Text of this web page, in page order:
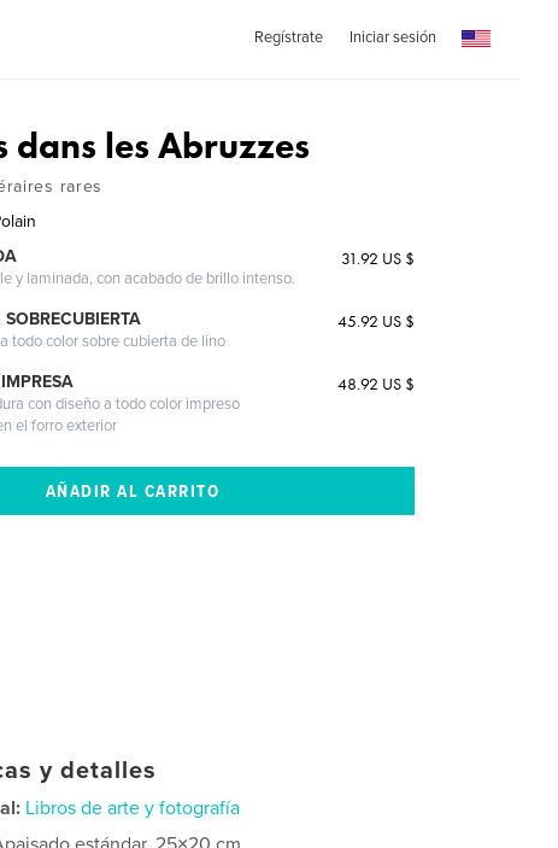
Regístrate Iniciar sesión
dans les Abruzzes
rares
y laminada, con acabado de brillo intenso.
31.92 US $
todo color sobre cubierta de lino
45.92 US $
con diseño a todo color impreso
el forro exterior
48.92 US $
y detalles
Libros de arte y fotografía